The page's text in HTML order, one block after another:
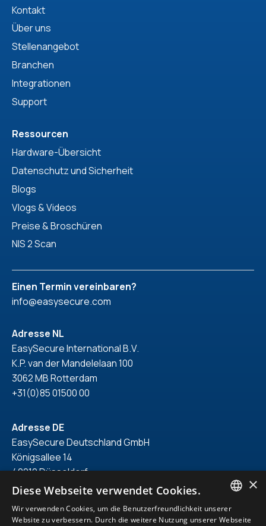
Kontakt
Über uns
Stellenangebot
Branchen
Integrationen
Support
Ressourcen
Hardware-Übersicht
Datenschutz und Sicherheit
Blogs
Vlogs & Videos
Preise & Broschüren
NIS 2 Scan
Einen Termin vereinbaren?
info@easysecure.com
Adresse NL
EasySecure International B.V.
K.P. van der Mandelelaan 100
3062 MB Rotterdam
+31(0)85 01500 00
Adresse DE
EasySecure Deutschland GmbH
Königsallee 14
40212 Düsseldorf
+49(0)211 418 71 150
ENGLISH
×
Diese Webseite verwendet Cookies.
Wir verwenden Cookies, um die Benutzerfreundlichkeit unserer
Website zu verbessern. Durch die weitere Nutzung unserer Webseite